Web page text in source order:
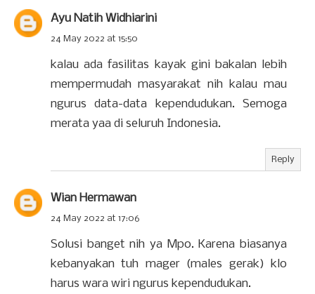
Ayu Natih Widhiarini
24 May 2022 at 15:50
kalau ada fasilitas kayak gini bakalan lebih
mempermudah masyarakat nih kalau mau
ngurus data-data kependudukan. Semoga
merata yaa di seluruh Indonesia.
Reply
Wian Hermawan
24 May 2022 at 17:06
Solusi banget nih ya Mpo. Karena biasanya
kebanyakan tuh mager (males gerak) klo
harus wara wiri ngurus kependudukan.